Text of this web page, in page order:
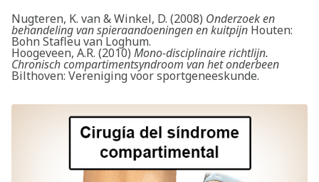
Nugteren, K. van & Winkel, D. (2008) Onderzoek en
behandeling van spieraandoeningen en kuitpijn Houten:
Bohn Stafleu van Loghum.
Hoogeveen, A.R. (2010) Mono-disciplinaire richtlijn.
Chronisch compartimentsyndroom van het onderbeen
Bilthoven: Vereniging voor sportgeneeskunde.